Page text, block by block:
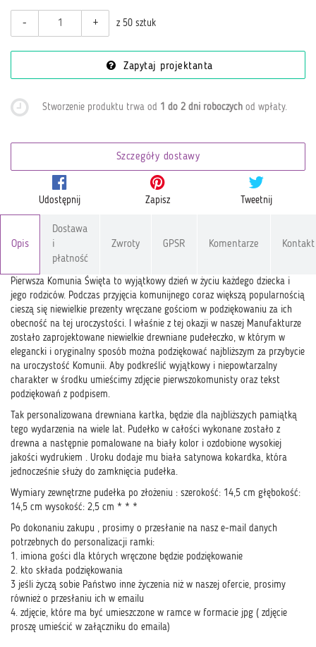
- + z 50 sztuk
Zapytaj projektanta
Stworzenie produktu trwa od 1 do 2 dni roboczych od wpłaty.
Szczegóły dostawy
Udostępnij Zapisz Tweetnij
Opis
Dostawa
i
płatność
Zwroty GPSR Komentarze Kontakt
Pierwsza Komunia Święta to wyjątkowy dzień w życiu każdego dziecka i
jego rodziców. Podczas przyjęcia komunijnego coraz większą popularnością
cieszą się niewielkie prezenty wręczane gościom w podziękowaniu za ich
obecność na tej uroczystości. I właśnie z tej okazji w naszej Manufakturze
zostało zaprojektowane niewielkie drewniane pudełeczko, w którym w
elegancki i oryginalny sposób można podziękować najbliższym za przybycie
na uroczystość Komunii. Aby podkreślić wyjątkowy i niepowtarzalny
charakter w środku umieścimy zdjęcie pierwszokomunisty oraz tekst
podziękowań z podpisem.
Tak personalizowana drewniana kartka, będzie dla najbliższych pamiątką
tego wydarzenia na wiele lat. Pudełko w całości wykonane zostało z
drewna a następnie pomalowane na biały kolor i ozdobione wysokiej
jakości wydrukiem . Uroku dodaje mu biała satynowa kokardka, która
jednocześnie służy do zamknięcia pudełka.
Wymiary zewnętrzne pudełka po złożeniu : szerokość: 14,5 cm głębokość:
14,5 cm wysokość: 2,5 cm * * *
Po dokonaniu zakupu , prosimy o przesłanie na nasz e-mail danych
potrzebnych do personalizacji ramki:
1. imiona gości dla których wręczone będzie podziękowanie
2. kto składa podziękowania
3 jeśli życzą sobie Państwo inne życzenia niż w naszej ofercie, prosimy
również o przesłaniu ich w emailu
4. zdjęcie, które ma być umieszczone w ramce w formacie jpg ( zdjęcie
proszę umieścić w załączniku do emaila)